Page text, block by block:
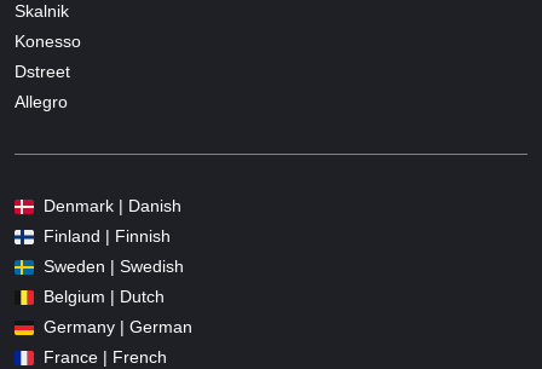
Skalnik
Konesso
Dstreet
Allegro
Denmark | Danish
Finland | Finnish
Sweden | Swedish
Belgium | Dutch
Germany | German
France | French